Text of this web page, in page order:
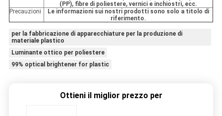
(PP), fibre di poliestere, vernici e inchiostri, ecc.
Precauzioni
Le informazioni sui nostri prodotti sono solo a titolo di
riferimento.
per la fabbricazione di apparecchiature per la produzione di
materiale plastico
Luminante ottico per poliestere
99% optical brightener for plastic
Ottieni il miglior prezzo per